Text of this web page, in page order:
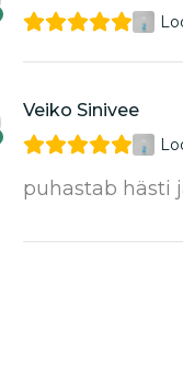
Veiko Sinivee
puhastab hästi